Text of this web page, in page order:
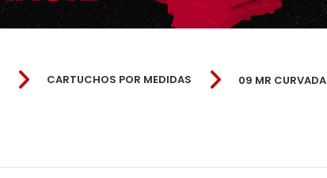
CARTUCHOS POR MEDIDAS 09 MR CURVADA